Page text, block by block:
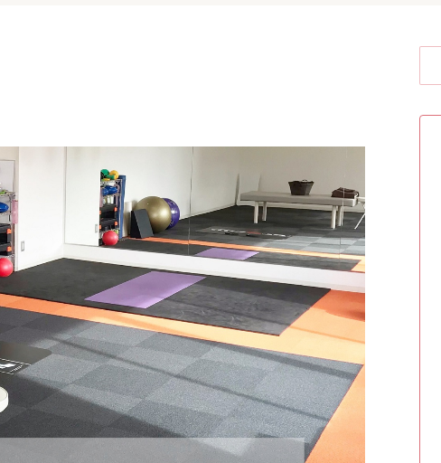
アクセス
お問い合わせ